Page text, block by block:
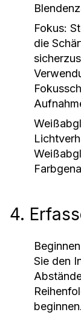
Fokus:
die
4.
Sie den
beginnen.